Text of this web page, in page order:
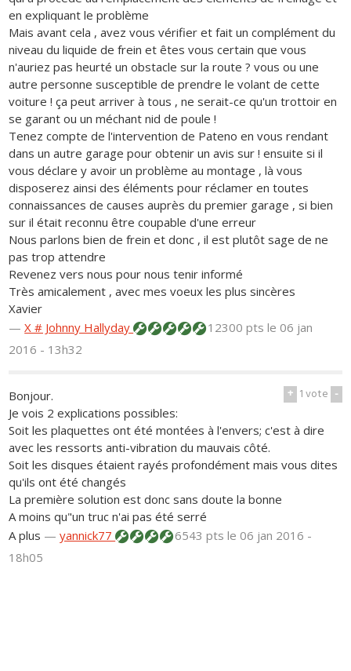
en expliquant le problème
Mais avant cela , avez vous vérifier et fait un complément du
niveau du liquide de frein et êtes vous certain que vous
n'auriez pas heurté un obstacle sur la route ? vous ou une
autre personne susceptible de prendre le volant de cette
voiture ! ça peut arriver à tous , ne serait-ce qu'un trottoir en
se garant ou un méchant nid de poule !
Tenez compte de l'intervention de Pateno en vous rendant
dans un autre garage pour obtenir un avis sur ! ensuite si il
vous déclare y avoir un problème au montage , là vous
disposerez ainsi des éléments pour réclamer en toutes
connaissances de causes auprès du premier garage , si bien
sur il était reconnu être coupable d'une erreur
Nous parlons bien de frein et donc , il est plutôt sage de ne
pas trop attendre
Revenez vers nous pour nous tenir informé
Très amicalement , avec mes voeux les plus sincères
Xavier
—X # Johnny Hallyday 12300 ptsle 06 jan
2016 - 13h32
+ 1vote -
Bonjour.
Je vois 2 explications possibles:
Soit les plaquettes ont été montées à l'envers; c'est à dire
avec les ressorts anti-vibration du mauvais côté.
Soit les disques étaient rayés profondément mais vous dites
qu'ils ont été changés
La première solution est donc sans doute la bonne
A moins qu"un truc n'ai pas été serré
A plus —yannick77 6543 ptsle 06 jan 2016 -
18h05